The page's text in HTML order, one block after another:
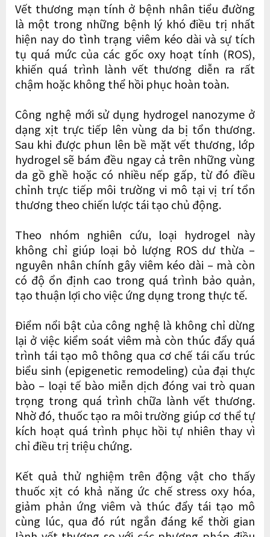
Vết thương mạn tính ở bệnh nhân tiểu đường
là một trong những bệnh lý khó điều trị nhất
hiện nay do tình trạng viêm kéo dài và sự tích
tụ quá mức của các gốc oxy hoạt tính (ROS),
khiến quá trình lành vết thương diễn ra rất
chậm hoặc không thể hồi phục hoàn toàn.
Công nghệ mới sử dụng hydrogel nanozyme ở
dạng xịt trực tiếp lên vùng da bị tổn thương.
Sau khi được phun lên bề mặt vết thương, lớp
hydrogel sẽ bám đều ngay cả trên những vùng
da gồ ghề hoặc có nhiều nếp gấp, từ đó điều
chỉnh trực tiếp môi trường vi mô tại vị trí tổn
thương theo chiến lược tái tạo chủ động.
Theo nhóm nghiên cứu, loại hydrogel này
không chỉ giúp loại bỏ lượng ROS dư thừa –
nguyên nhân chính gây viêm kéo dài – mà còn
có độ ổn định cao trong quá trình bảo quản,
tạo thuận lợi cho việc ứng dụng trong thực tế.
Điểm nổi bật của công nghệ là không chỉ dừng
lại ở việc kiểm soát viêm mà còn thúc đẩy quá
trình tái tạo mô thông qua cơ chế tái cấu trúc
biểu sinh (epigenetic remodeling) của đại thực
bào – loại tế bào miễn dịch đóng vai trò quan
trọng trong quá trình chữa lành vết thương.
Nhờ đó, thuốc tạo ra môi trường giúp cơ thể tự
kích hoạt quá trình phục hồi tự nhiên thay vì
chỉ điều trị triệu chứng.
Kết quả thử nghiệm trên động vật cho thấy
thuốc xịt có khả năng ức chế stress oxy hóa,
giảm phản ứng viêm và thúc đẩy tái tạo mô
cùng lúc, qua đó rút ngắn đáng kể thời gian